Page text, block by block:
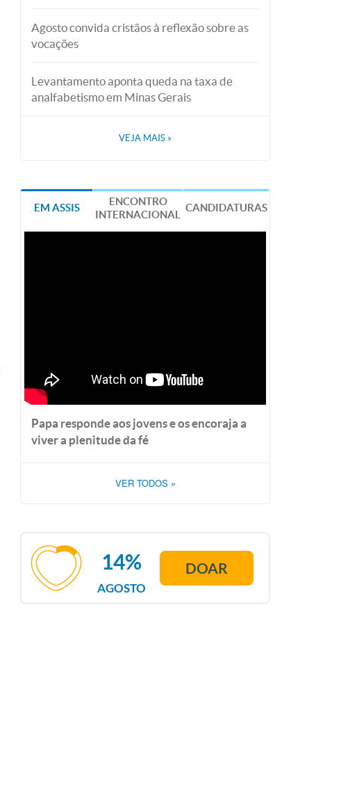
Agosto convida cristãos à reflexão sobre as
vocações
Levantamento aponta queda na taxa de
analfabetismo em Minas Gerais
VEJA MAIS »
EM ASSIS
ENCONTRO
INTERNACIONAL
CANDIDATURAS
Papa responde aos jovens e os encoraja a
viver a plenitude da fé
VER TODOS »
AGOSTO
14% DOAR